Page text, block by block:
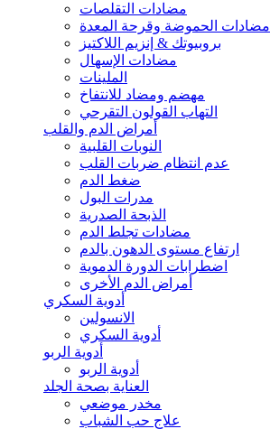
مضادات التقلصات
مضادات الحموضة وقرحة المعدة
بروبيوتك & إنزيم اللاكتيز
مضادات الإسهال
الملينات
مهضم ومضاد للانتفاخ
التهاب القولون التقرحي
أمراض الدم والقلب
النوبات القلبية
عدم انتظام ضربات القلب
ضغط الدم
مدرات البول
الذبحة الصدرية
مضادات تجلط الدم
ارتفاع مستوى الدهون بالدم
اضطرابات الدورة الدموية
أمراض الدم الأخرى
أدوية السكري
الانسولين
أدوية السكري
أدوية الربو
أدوية الربو
العناية بصحة الجلد
مخدر موضعي
علاج حب الشباب